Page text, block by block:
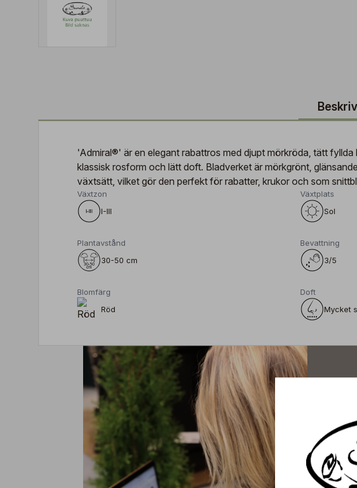
'Admiral®' är en elegant rabattros med djupt mörkröda, tätt
klassisk rosform och lätt doft. Bladverket är mörkgrönt,
växtsätt, vilket gör den perfekt för rabatter, krukor och som
Växtzon
I-III
Växtplats
Sol
Plantavstånd
30-50 cm
Bevattning
3/5
Blomfärg
Röd
Doft
Mycket
de